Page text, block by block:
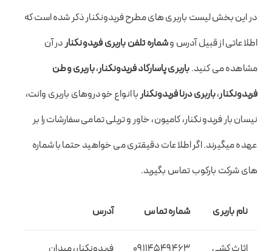
در این بخش لیست باربری های مطرح فریدونکنار ذکر شده است که
اطلاعاتی از قبیل آدرس وشماره تلفن باربری فریدونکناردر آن
مشاهده می کنید.باربری پاسارگاد فریدونکنار،باربری وطن
فریدونکنار،باربری درنا فریدونکناربا انواع خودروهای باربری وانت،
نیسان بار فریدونکنار، کامیون، خاور و تریلی تمامی سفارشات را بر
عهده میگیرند. اگر اطلاعات دقیقتری می خواهید حتما با شماره
های شرکت بارکوب تماس بگیرید.
نام باربری شماره تماس آدرس